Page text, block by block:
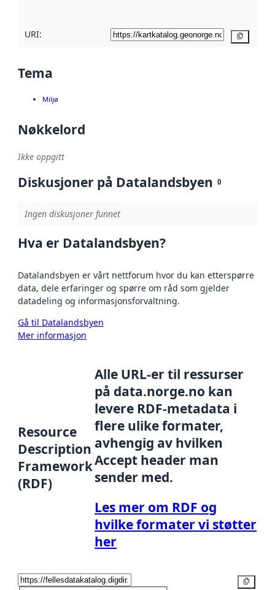
URI:
Tema
Miljø
Nøkkelord
Ikke oppgitt
Diskusjoner på Datalandsbyen 0
Ingen diskusjoner funnet
Hva er Datalandsbyen?
Datalandsbyen er vårt nettforum hvor du kan etterspørre
data, dele erfaringer og spørre om råd som gjelder
datadeling og informasjonsforvaltning.
Gå til Datalandsbyen
Mer informasjon
Resource
Description
Framework
(RDF)
Alle URL-er til ressurser
på data.norge.no kan
levere RDF-metadata i
flere ulike formater,
avhengig av hvilken
Accept header man
sender med.
Les mer om RDF og
hvilke formater vi støtter
her